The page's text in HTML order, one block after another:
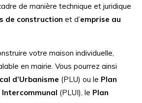
de manière technique et juridique
de construction et d’emprise au
votre maison individuelle,
en mairie. Vous pourrez ainsi
d’Urbanisme (PLU) ou le Plan
Intercommunal (PLUI), le Plan